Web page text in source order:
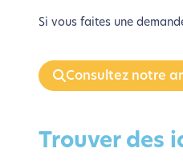
Si vous faites une
Consultez notre
Trouver des